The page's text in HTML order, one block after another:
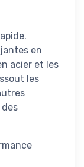
en
acier et les
les